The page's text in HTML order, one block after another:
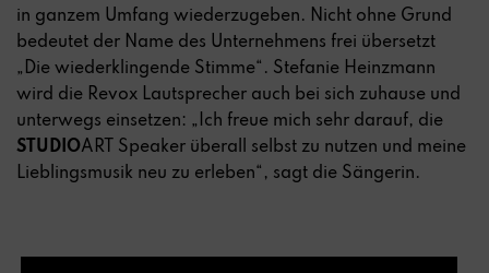
in ganzem Umfang wiederzugeben. Nicht ohne Grund
bedeutet der Name des Unternehmens frei übersetzt
„Die wiederklingende Stimme“. Stefanie Heinzmann
wird die Revox Lautsprecher auch bei sich zuhause und
unterwegs einsetzen: „Ich freue mich sehr darauf, die
STUDIOART Speaker überall selbst zu nutzen und meine
Lieblingsmusik neu zu erleben“, sagt die Sängerin.